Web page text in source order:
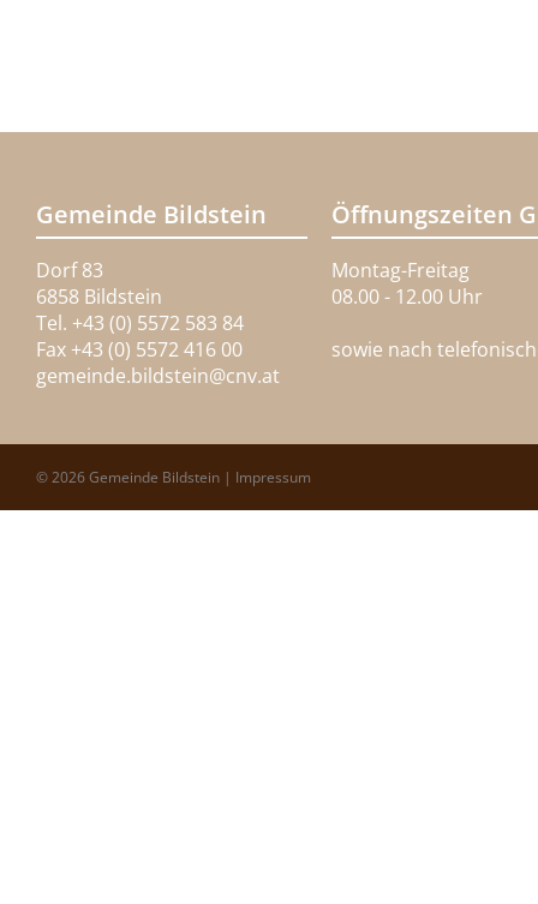
Gemeinde Bildstein
Dorf 83
6858 Bildstein
Tel. +43 (0) 5572 583 84
Fax +43 (0) 5572 416 00
gemeinde.bildstein@cnv.at
Öffnungszeiten
Montag-Freitag
08.00 - 12.00 Uhr
sowie nach
© 2026 Gemeinde Bildstein | Impressum